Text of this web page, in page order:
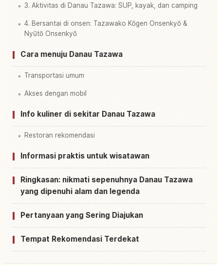
3. Aktivitas di Danau Tazawa: SUP, kayak, dan camping
4. Bersantai di onsen: Tazawako Kōgen Onsenkyō &
Nyūtō Onsenkyō
Cara menuju Danau Tazawa
Transportasi umum
Akses dengan mobil
Info kuliner di sekitar Danau Tazawa
Restoran rekomendasi
Informasi praktis untuk wisatawan
Ringkasan: nikmati sepenuhnya Danau Tazawa
yang dipenuhi alam dan legenda
Pertanyaan yang Sering Diajukan
Tempat Rekomendasi Terdekat